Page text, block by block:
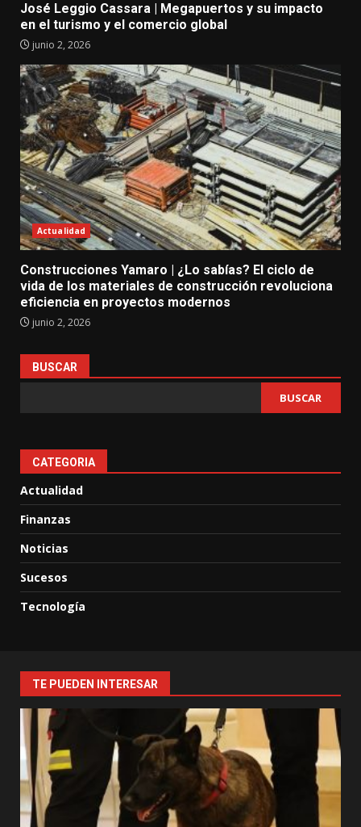
José Leggio Cassara | Megapuertos y su impacto
en el turismo y el comercio global
junio 2, 2026
Actualidad
Construcciones Yamaro | ¿Lo sabías? El ciclo de
vida de los materiales de construcción revoluciona
eficiencia en proyectos modernos
junio 2, 2026
BUSCAR
BUSCAR
CATEGORIA
Actualidad
Finanzas
Noticias
Sucesos
Tecnología
TE PUEDEN INTERESAR